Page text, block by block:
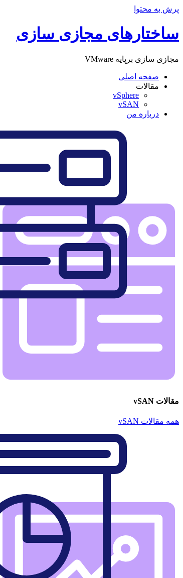
پرش به محتوا
ساختارهای مجازی سازی
مجازی سازی برپایه VMware
صفحه اصلی
مقالات
vSphere
vSAN
درباره من
مقالات vSAN
همه مقالات vSAN